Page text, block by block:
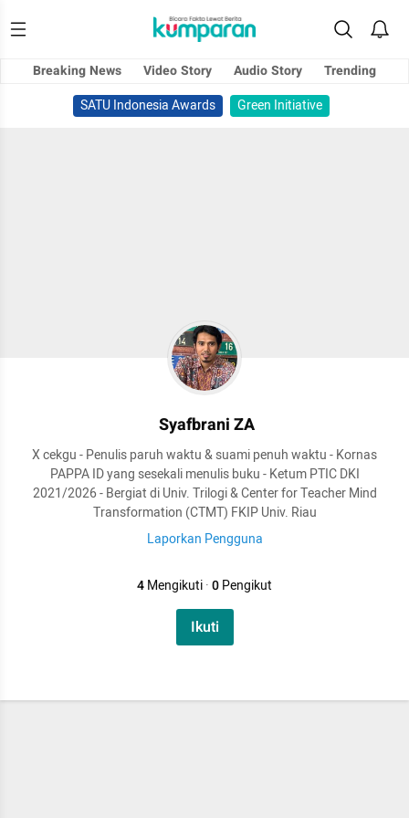
Breaking News Video Story Audio Story
Trending
SATU Indonesia Awards
Green Initiative
Syafbrani ZA
X cekgu - Penulis paruh waktu & suami penuh waktu - Kornas
PAPPA ID yang sesekali menulis buku - Ketum PTIC DKI
2021/2026 - Bergiat di Univ. Trilogi & Center for Teacher Mind
Transformation (CTMT) FKIP Univ. Riau
Laporkan Pengguna
4Mengikuti·0Pengikut
Ikuti